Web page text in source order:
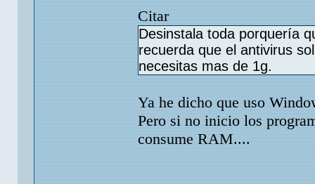
Citar
Desinstala toda porquería
recuerda que el antivirus
necesitas mas de 1g.
Ya he dicho que uso
Pero si no inicio los
consume RAM....